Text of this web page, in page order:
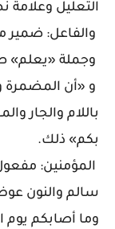
التعليل وعلامة
والفاعل: ضمير
وجملة «يعلم»
و «أن المضمرة
باللام والجار
بكم» ذلك.
المؤمنين:
سالم والنون
وما أصابكم يوم